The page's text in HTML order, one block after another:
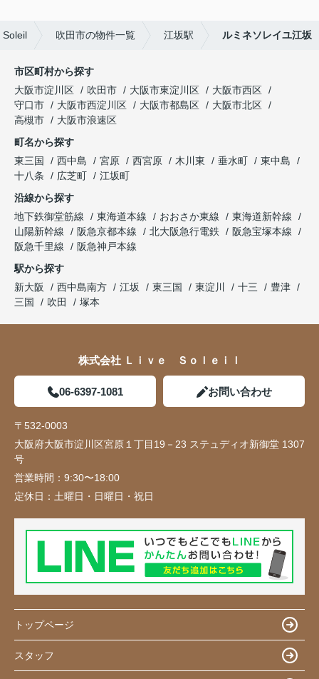
Soleil 吹田市の物件一覧 江坂駅 ルミネソレイユ江坂
市区町村から探す
大阪市淀川区
吹田市 大阪市東淀川区
大阪市西区
守口市
大阪市西淀川区 大阪市都島区
大阪市北区
高槻市
大阪市浪速区
町名から探す
東三国
西中島 宮原 西宮原 木川東 垂水町
東中島
十八条
広芝町
江坂町
沿線から探す
地下鉄御堂筋線
東海道本線 おおさか東線
東海道新幹線
山陽新幹線
阪急京都本線 北大阪急行電鉄
阪急宝塚本線
阪急千里線
阪急神戸本線
駅から探す
新大阪
西中島南方 江坂 東三国 東淀川 十三
豊津
三国
吹田 塚本
株式会社 Ｌｉｖｅ Ｓｏｌｅｉｌ
06-6397-1081 お問い合わせ
〒532-0003
大阪府大阪市淀川区宮原１丁目19－23 ステュディオ新御堂 1307
号
営業時間： 9:30〜18:00
定休日： 土曜日・日曜日・祝日
トップページ
スタッフ